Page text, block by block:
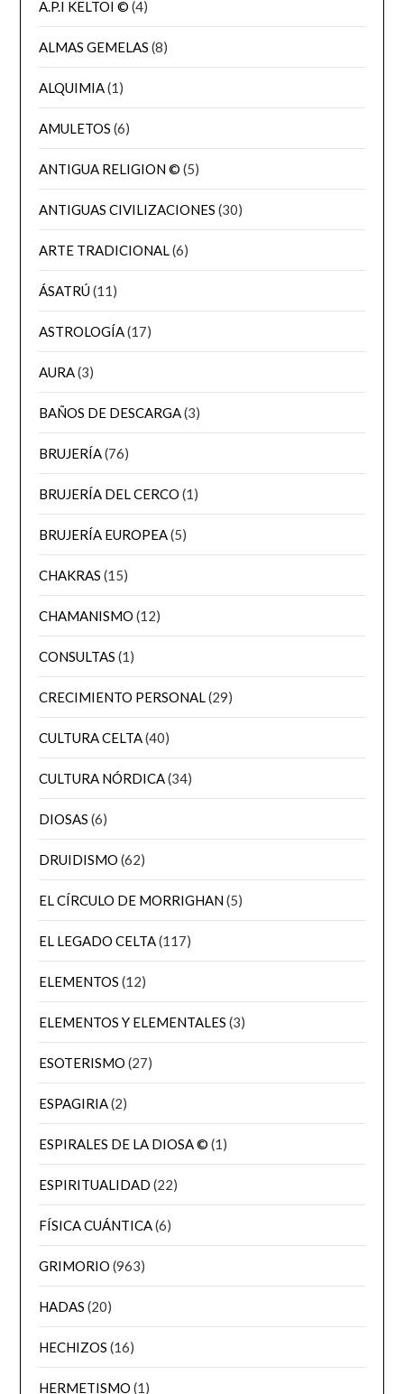
A.P.I KELTOI © (4)
ALMAS GEMELAS (8)
ALQUIMIA(1)
AMULETOS (6)
ANTIGUA RELIGION © (5)
ANTIGUAS CIVILIZACIONES (30)
ARTE TRADICIONAL(6)
ÁSATRÚ(11)
ASTROLOGÍA(17)
AURA(3)
BAÑOS DE DESCARGA(3)
BRUJERÍA(76)
BRUJERÍA DEL CERCO (1)
BRUJERÍA EUROPEA(5)
CHAKRAS (15)
CHAMANISMO (12)
CONSULTAS (1)
CRECIMIENTO PERSONAL(29)
CULTURA CELTA(40)
CULTURA NÓRDICA(34)
DIOSAS (6)
DRUIDISMO (62)
EL CÍRCULO DE MORRIGHAN(5)
EL LEGADO CELTA(117)
ELEMENTOS (12)
ELEMENTOS Y ELEMENTALES (3)
ESOTERISMO (27)
ESPAGIRIA(2)
ESPIRALES DE LA DIOSA © (1)
ESPIRITUALIDAD (22)
FÍSICA CUÁNTICA(6)
GRIMORIO (963)
HADAS (20)
HECHIZOS (16)
HERMETISMO (1)